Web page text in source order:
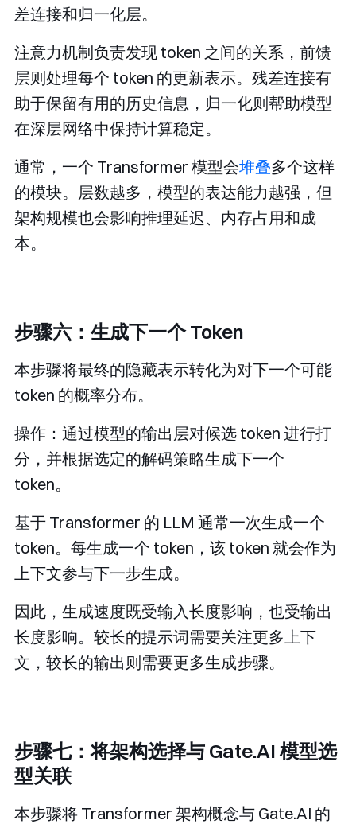
差连接和归一化层。
注意力机制负责发现 token 之间的关系，前馈
层则处理每个 token 的更新表示。残差连接有
助于保留有用的历史信息，归一化则帮助模型
在深层网络中保持计算稳定。
通常，一个 Transformer 模型会堆叠多个这样
的模块。层数越多，模型的表达能力越强，但
架构规模也会影响推理延迟、内存占用和成
本。
步骤六：生成下一个 Token
本步骤将最终的隐藏表示转化为对下一个可能
token 的概率分布。
操作：通过模型的输出层对候选 token 进行打
分，并根据选定的解码策略生成下一个
token。
基于 Transformer 的 LLM 通常一次生成一个
token。每生成一个 token，该 token 就会作为
上下文参与下一步生成。
因此，生成速度既受输入长度影响，也受输出
长度影响。较长的提示词需要关注更多上下
文，较长的输出则需要更多生成步骤。
步骤七：将架构选择与 Gate.AI 模型选
型关联
本步骤将 Transformer 架构概念与 Gate.AI 的